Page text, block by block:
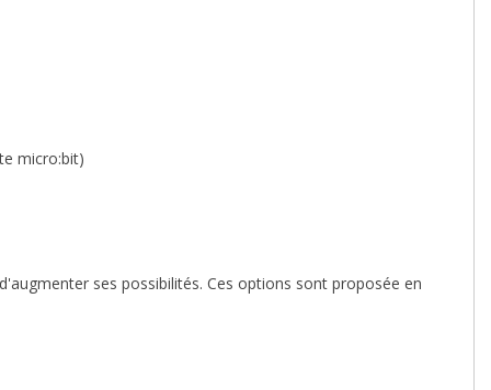
micro:bit)
ses possibilités. Ces options sont proposée en